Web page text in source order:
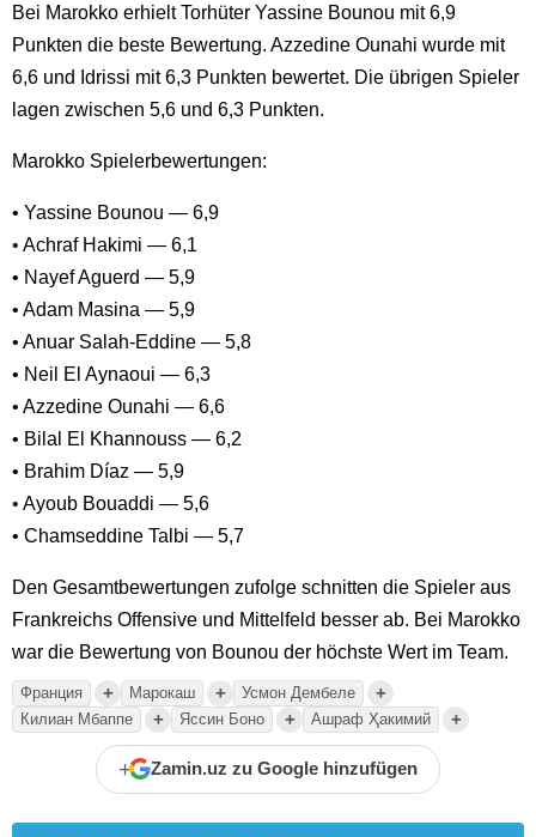
Bei Marokko erhielt Torhüter Yassine Bounou mit 6,9
Punkten die beste Bewertung. Azzedine Ounahi wurde mit
6,6 und Idrissi mit 6,3 Punkten bewertet. Die übrigen Spieler
lagen zwischen 5,6 und 6,3 Punkten.
Marokko Spielerbewertungen:
• Yassine Bounou — 6,9
• Achraf Hakimi — 6,1
• Nayef Aguerd — 5,9
• Adam Masina — 5,9
• Anuar Salah-Eddine — 5,8
• Neil El Aynaoui — 6,3
• Azzedine Ounahi — 6,6
• Bilal El Khannouss — 6,2
• Brahim Díaz — 5,9
• Ayoub Bouaddi — 5,6
• Chamseddine Talbi — 5,7
Den Gesamtbewertungen zufolge schnitten die Spieler aus
Frankreichs Offensive und Mittelfeld besser ab. Bei Marokko
war die Bewertung von Bounou der höchste Wert im Team.
Франция + Марокаш + Усмон Дембеле +
Килиан Мбаппе + Яссин Боно + Ашраф Ҳакимий +
+ Zamin.uz zu Google hinzufügen